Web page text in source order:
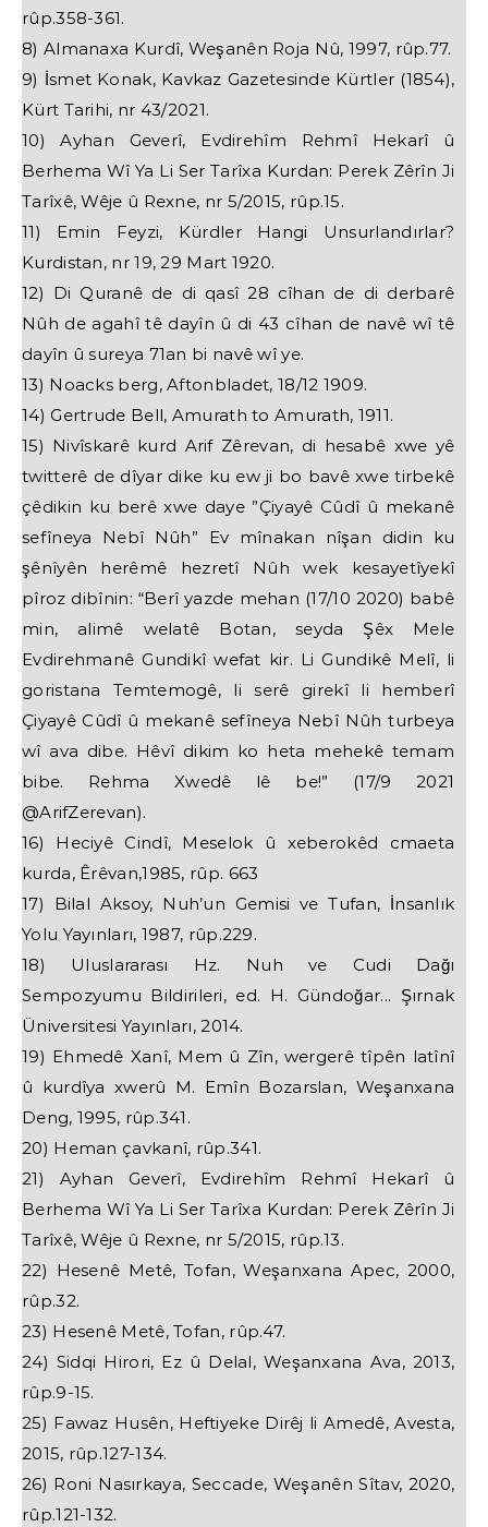
rûp.358-361.
8) Almanaxa Kurdî, Weşanên Roja Nû, 1997, rûp.77.
9) İsmet Konak, Kavkaz Gazetesinde Kürtler (1854),
Kürt Tarihi, nr 43/2021.
10) Ayhan Geverî, Evdirehîm Rehmî Hekarî û
Berhema Wî Ya Li Ser Tarîxa Kurdan: Perek Zêrîn Ji
Tarîxê, Wêje û Rexne, nr 5/2015, rûp.15.
11) Emin Feyzi, Kürdler Hangi Unsurlandırlar?
Kurdistan, nr 19, 29 Mart 1920.
12) Di Quranê de di qasî 28 cîhan de di derbarê
Nûh de agahî tê dayîn û di 43 cîhan de navê wî tê
dayîn û sureya 71an bi navê wî ye.
13) Noacks berg, Aftonbladet, 18/12 1909.
14) Gertrude Bell, Amurath to Amurath, 1911.
15) Nivîskarê kurd Arif Zêrevan, di hesabê xwe yê
twitterê de dîyar dike ku ew ji bo bavê xwe tirbekê
çêdikin ku berê xwe daye ”Çiyayê Cûdî û mekanê
sefîneya Nebî Nûh” Ev mînakan nîşan didin ku
şênîyên herêmê hezretî Nûh wek kesayetîyekî
pîroz dibînin: “Berî yazde mehan (17/10 2020) babê
min, alimê welatê Botan, seyda Şêx Mele
Evdirehmanê Gundikî wefat kir. Li Gundikê Melî, li
goristana Temtemogê, li serê girekî li hemberî
Çiyayê Cûdî û mekanê sefîneya Nebî Nûh turbeya
wî ava dibe. Hêvî dikim ko heta mehekê temam
bibe. Rehma Xwedê lê be!” (17/9 2021
@ArifZerevan).
16) Heciyê Cindî, Meselok û xeberokêd cmaeta
kurda, Êrêvan,1985, rûp. 663
17) Bilal Aksoy, Nuh’un Gemisi ve Tufan, İnsanlık
Yolu Yayınları, 1987, rûp.229.
18) Uluslararası Hz. Nuh ve Cudi Dağı
Sempozyumu Bildirileri, ed. H. Gündoğar... Şırnak
Üniversitesi Yayınları, 2014.
19) Ehmedê Xanî, Mem û Zîn, wergerê tîpên latînî
û kurdîya xwerû M. Emîn Bozarslan, Weşanxana
Deng, 1995, rûp.341.
20) Heman çavkanî, rûp.341.
21) Ayhan Geverî, Evdirehîm Rehmî Hekarî û
Berhema Wî Ya Li Ser Tarîxa Kurdan: Perek Zêrîn Ji
Tarîxê, Wêje û Rexne, nr 5/2015, rûp.13.
22) Hesenê Metê, Tofan, Weşanxana Apec, 2000,
rûp.32.
23) Hesenê Metê, Tofan, rûp.47.
24) Sidqi Hirori, Ez û Delal, Weşanxana Ava, 2013,
rûp.9-15.
25) Fawaz Husên, Heftiyeke Dirêj li Amedê, Avesta,
2015, rûp.127-134.
26) Roni Nasırkaya, Seccade, Weşanên Sîtav, 2020,
rûp.121-132.